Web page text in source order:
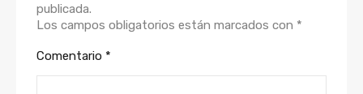
publicada.
Los campos obligatorios están marcados con *
Comentario *